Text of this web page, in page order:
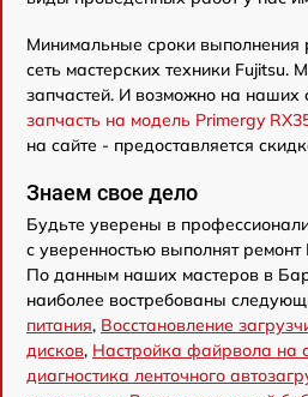
Минимальные сроки
сеть мастерских техники Fujitsu.
запчастей. И возможно на наших
запчасть на модель Primergy
на сайте - предоставляется
Знаем свое дело
Будьте уверены в
с уверенностью выполнят ремонт
По данным наших мастеров в
наиболее востребованы
питания, Восстановление
дисков, Настройка файрвола на
диагностика ленточного